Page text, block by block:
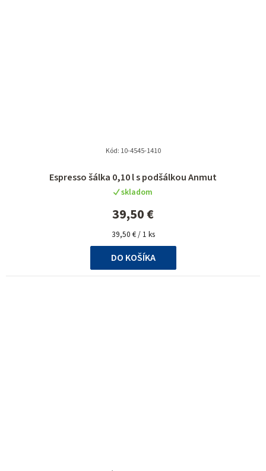
Espresso šálka 0,10 l s podšálkou Anmut
skladom
39,50 €
Jednotková
cena:
39,50 € / 1 ks
DO KOŠÍKA
Kód: 10-4545-1410